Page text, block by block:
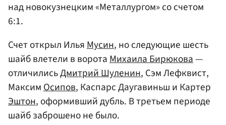
над новокузнецким «Металлургом» со счетом
6:1.
Счет открыл ИльяМусин, но следующие шесть
шайб влетели в воротаМихаила Бирюкова—
отличилисьДмитрий Шуленин, Сэм Лефквист,
МаксимОсипов, Каспарс Даугавиньш и Картер
Эштон, оформивший дубль. В третьем периоде
шайб заброшено не было.